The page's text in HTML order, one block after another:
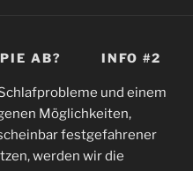
AB? INFO #2
und einem
Möglichkeiten,
festgefahrener
werden wir die